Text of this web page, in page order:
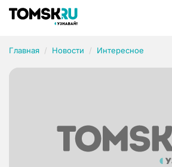
Главная Новости Интересное